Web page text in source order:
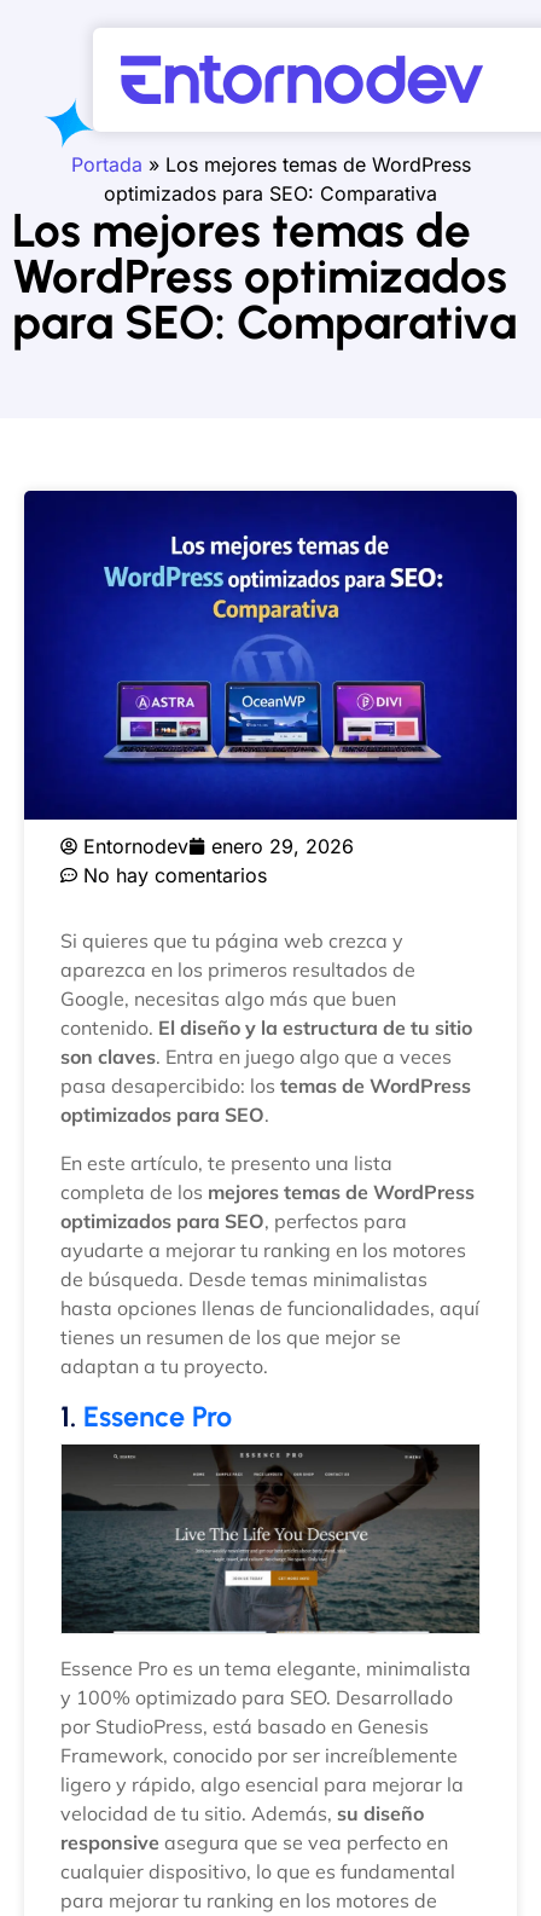
Portada » Los mejores temas de WordPress
optimizados para SEO: Comparativa
Los mejores temas de
WordPress optimizados
para SEO: Comparativa
Entornodev
enero 29, 2026
No hay comentarios
Si quieres que tu página web crezca y
aparezca en los primeros resultados de
Google, necesitas algo más que buen
contenido. El diseño y la estructura de tu sitio
son claves. Entra en juego algo que a veces
pasa desapercibido: los temas de WordPress
optimizados para SEO.
En este artículo, te presento una lista
completa de los mejores temas de WordPress
optimizados para SEO, perfectos para
ayudarte a mejorar tu ranking en los motores
de búsqueda. Desde temas minimalistas
hasta opciones llenas de funcionalidades, aquí
tienes un resumen de los que mejor se
adaptan a tu proyecto.
1. Essence Pro
Essence Pro es un tema elegante, minimalista
y 100% optimizado para SEO. Desarrollado
por StudioPress, está basado en Genesis
Framework, conocido por ser increíblemente
ligero y rápido, algo esencial para mejorar la
velocidad de tu sitio. Además, su diseño
responsive asegura que se vea perfecto en
cualquier dispositivo, lo que es fundamental
para mejorar tu ranking en los motores de